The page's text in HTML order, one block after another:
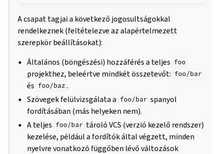
A csapat tagjai a következő jogosultságokkal
rendelkeznek (feltételezve az alapértelmezett
szerepkör beállításokat):
Általános (böngészési) hozzáférés a teljes foo
projekthez, beleértve mindkét összetevőt: foo/bar
és foo/baz .
Szövegek felülvizsgálata a foo/bar spanyol
fordításában (más helyeken nem).
A teljes foo/bar tároló VCS (verzió kezelő rendszer)
kezelése, például a fordítók által végzett, minden
nyelvre vonatkozó függőben lévő változások